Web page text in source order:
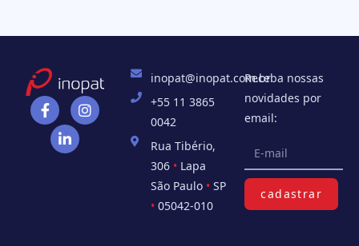
inopat@inopat.com.br
+55 11 3865
0042
Rua Tibério,
306 • Lapa
São Paulo •SP
• 05042-010
Receba nossas
novidades por
email:
cadastrar